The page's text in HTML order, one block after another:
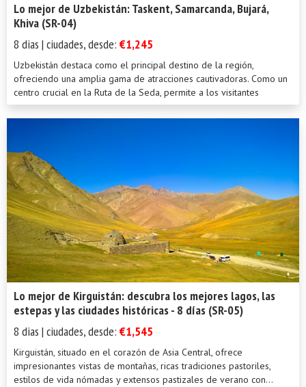
Lo mejor de Uzbekistán: Taskent, Samarcanda, Bujará,
Khiva (SR-04)
8 dias | ciudades, desde:€1,245
Uzbekistán destaca como el principal destino de la región,
ofreciendo una amplia gama de atracciones cautivadoras. Como un
centro crucial en la Ruta de la Seda, permite a los visitantes
presenciar...
Lo mejor de Kirguistán: descubra los mejores lagos, las
estepas y las ciudades históricas - 8 días (SR-05)
8 dias | ciudades, desde:€1,545
Kirguistán, situado en el corazón de Asia Central, ofrece
impresionantes vistas de montañas, ricas tradiciones pastoriles,
estilos de vida nómadas y extensos pastizales de verano con...